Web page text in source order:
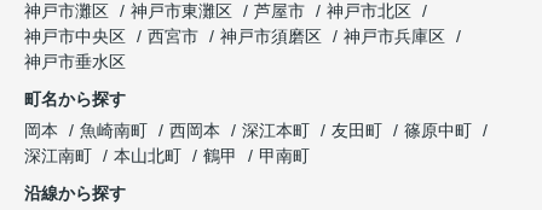
神戸市灘区
神戸市東灘区 芦屋市
神戸市北区
神戸市中央区
西宮市 神戸市須磨区
神戸市兵庫区
神戸市垂水区
町名から探す
岡本
魚崎南町 西岡本 深江本町 友田町
篠原中町
深江南町
本山北町 鶴甲
甲南町
沿線から探す